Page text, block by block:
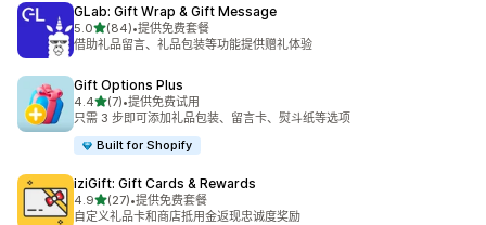
GLab: Gift Wrap & Gift Message
5.0星（满分 5 星）
(84)
总共 84 条评论
•提供免费套餐
借助礼品留言、礼品包装等功能提供赠礼体验
Gift Options Plus
4.4星（满分 5 星）
(7)
总共 7 条评论
•提供免费试用
只需 3 步即可添加礼品包装、留言卡、熨斗纸等选项
Built for Shopify
iziGift: Gift Cards & Rewards
4.9星（满分 5 星）
(27)
总共 27 条评论
•提供免费套餐
自定义礼品卡和商店抵用金返现忠诚度奖励